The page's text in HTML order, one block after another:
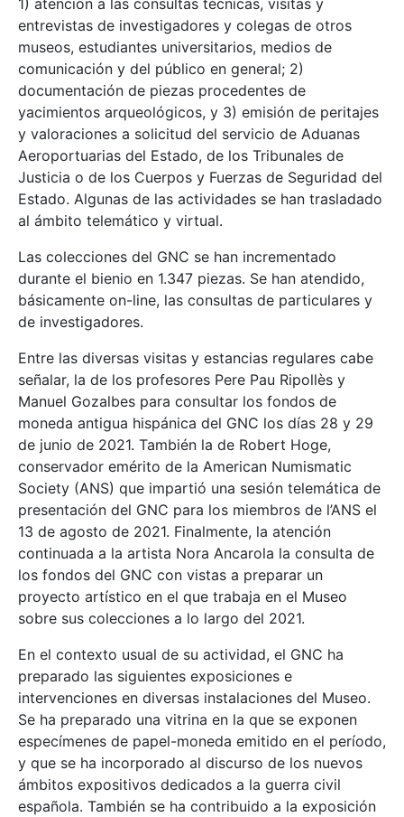
entrevistas de investigadores y colegas de otros
museos, estudiantes universitarios, medios de
comunicación y del público en general; 2)
documentación de piezas procedentes de
yacimientos arqueológicos, y 3) emisión de peritajes
y valoraciones a solicitud del servicio de Aduanas
Aeroportuarias del Estado, de los Tribunales de
Justicia o de los Cuerpos y Fuerzas de Seguridad del
Estado. Algunas de las actividades se han trasladado
al ámbito telemático y virtual.
Las colecciones del GNC se han incrementado
durante el bienio en 1.347 piezas. Se han atendido,
básicamente on-line, las consultas de particulares y
de investigadores.
Entre las diversas visitas y estancias regulares cabe
señalar, la de los profesores Pere Pau Ripollès y
Manuel Gozalbes para consultar los fondos de
moneda antigua hispánica del GNC los días 28 y 29
de junio de 2021. También la de Robert Hoge,
conservador emérito de la American Numismatic
Society (ANS) que impartió una sesión telemática de
presentación del GNC para los miembros de l’ANS el
13 de agosto de 2021. Finalmente, la atención
continuada a la artista Nora Ancarola la consulta de
los fondos del GNC con vistas a preparar un
proyecto artístico en el que trabaja en el Museo
sobre sus colecciones a lo largo del 2021.
En el contexto usual de su actividad, el GNC ha
preparado las siguientes exposiciones e
intervenciones en diversas instalaciones del Museo.
Se ha preparado una vitrina en la que se exponen
especímenes de papel-moneda emitido en el período,
y que se ha incorporado al discurso de los nuevos
ámbitos expositivos dedicados a la guerra civil
española. También se ha contribuido a la exposición